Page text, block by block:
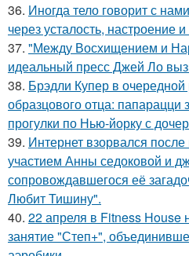
36. Иногда тело говорит с
через усталость, настроение
37. "Между Восхищением и
идеальный пресс Джей Ло
38. Брэдли Купер в очередной
образцового отца: папарацци
прогулки по Нью-йорку с
39. Интернет взорвался
участием Анны седоковой и
сопровождавшегося её
Любит Тишину".
40. 22 апреля в Fitness House
занятие "Степ+",